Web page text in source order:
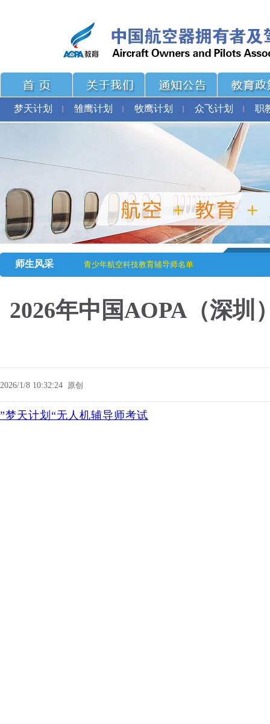
梦天计划 雏鹰计划 牧鹰计划 众飞计划 职
师生风采 青少年航空科技教育辅导师名单
2026年中国AOPA（深圳
2026/1/8 10:32:24 原创
”梦天计划“无人机辅导师考试